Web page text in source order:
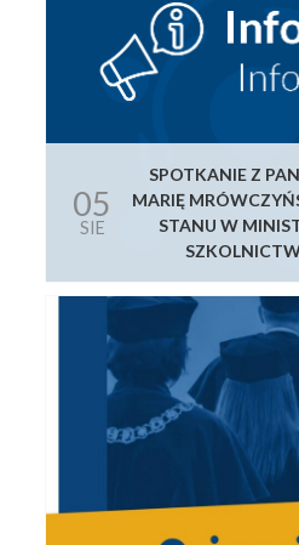
05
SIE
SPOTKANIE Z
MARIĘ
STANU W